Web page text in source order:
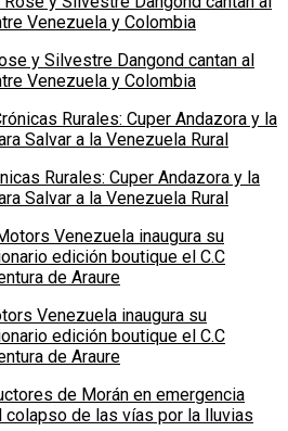
y Silvestre Dangond cantan al
Venezuela y Colombia
Rurales: Cuper Andazora y la
Salvar a la Venezuela Rural
Venezuela inaugura su
edición boutique el C.C
de Araure